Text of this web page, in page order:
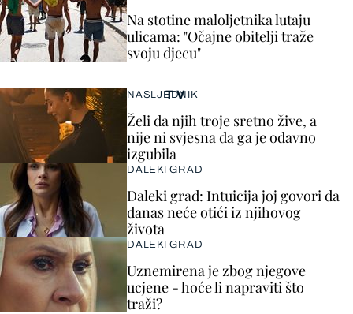
Na stotine maloljetnika lutaju
ulicama: "Očajne obitelji traže
svoju djecu"
TV
NASLJEDNIK
Želi da njih troje sretno žive, a
nije ni svjesna da ga je odavno
izgubila
DALEKI GRAD
Daleki grad: Intuicija joj govori da
danas neće otići iz njihovog
života
DALEKI GRAD
Uznemirena je zbog njegove
ucjene - hoće li napraviti što
traži?